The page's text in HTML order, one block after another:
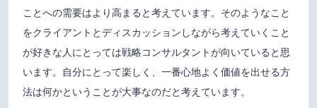
ことへの需要はより高まると考えています。そのようなこと
をクライアントとディスカッションしながら考えていくこと
が好きな人にとっては戦略コンサルタントが向いていると思
います。自分にとって楽しく、一番心地よく価値を出せる方
法は何かということが大事なのだと考えています。